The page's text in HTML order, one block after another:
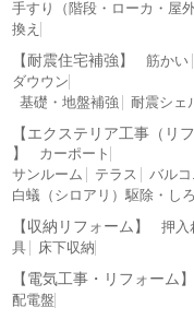
手すり（階段・ローカ・屋
換え
【耐震住宅補強】
筋かい
ダウウン
基礎・地盤補強
耐震シェ
【エクステリア工事（リ
】
カーポート
サンルーム
テラス
バル
白蟻（シロアリ）駆除・し
【収納リフォーム】
押入
具
床下収納
【電気工事・リフォーム
配電盤